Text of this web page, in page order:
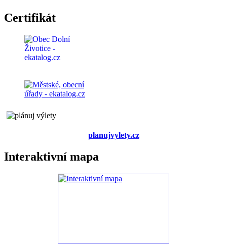
Certifikát
planujvylety.cz
Interaktivní mapa